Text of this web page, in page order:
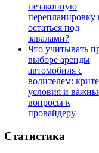
незаконную
перепланировку
остаться под
завалами?
Что учитывать
выборе аренды
автомобиля с
водителем:
условия и
вопросы к
провайдеру
Статистика